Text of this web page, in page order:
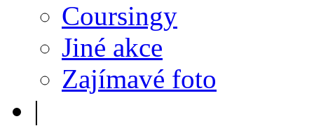
Coursingy
Jiné akce
Zajímavé foto
|